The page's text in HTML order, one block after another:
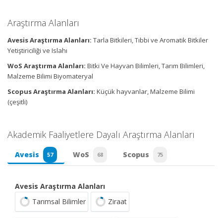
Araştırma Alanları
Avesis Araştırma Alanları: Tarla Bitkileri, Tıbbi ve Aromatik Bitkiler
Yetiştiriciliği ve Islahı
WoS Araştırma Alanları: Bitki Ve Hayvan Bilimleri, Tarım Bilimleri,
Malzeme Bilimi Biyomateryal
Scopus Araştırma Alanları: Küçük hayvanlar, Malzeme Bilimi
(çeşitli)
Akademik Faaliyetlere Dayalı Araştırma Alanları
Avesis 57 WoS 68 Scopus 75
Avesis Araştırma Alanları
Tarımsal Bilimler
Ziraat